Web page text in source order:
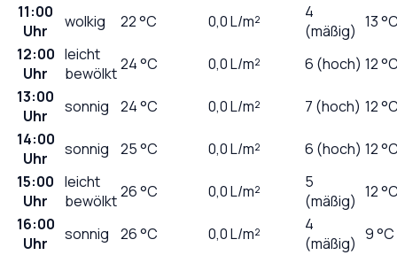
11:00
Uhr
wolkig 22°C 0,0L/m²
4
(mäßig) 13
12:00
Uhr
leicht
bewölkt24°C 0,0L/m² 6 (hoch) 12
13:00
Uhr
sonnig 24°C 0,0L/m² 7 (hoch) 12
14:00
Uhr
sonnig 25°C 0,0L/m² 6 (hoch) 12
15:00
Uhr
leicht
bewölkt26°C 0,0L/m²
5
(mäßig) 12
16:00
Uhr
sonnig 26°C 0,0L/m²
4
(mäßig) 9 °C